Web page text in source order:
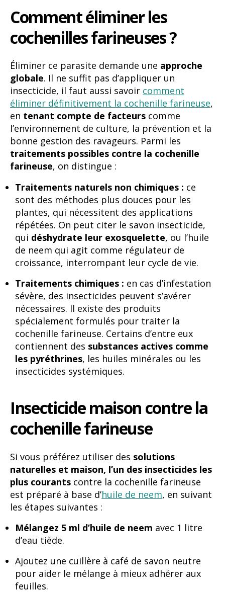
Comment éliminer les
cochenilles farineuses ?
Éliminer ce parasite demande une approche
globale. Il ne suffit pas d’appliquer un
insecticide, il faut aussi savoir comment
éliminer définitivement la cochenille farineuse,
en tenant compte de facteurs comme
l’environnement de culture, la prévention et la
bonne gestion des ravageurs. Parmi les
traitements possibles contre la cochenille
farineuse, on distingue :
Traitements naturels non chimiques : ce
sont des méthodes plus douces pour les
plantes, qui nécessitent des applications
répétées. On peut citer le savon insecticide,
qui déshydrate leur exosquelette, ou l’huile
de neem qui agit comme régulateur de
croissance, interrompant leur cycle de vie.
Traitements chimiques : en cas d’infestation
sévère, des insecticides peuvent s’avérer
nécessaires. Il existe des produits
spécialement formulés pour traiter la
cochenille farineuse. Certains d’entre eux
contiennent des substances actives comme
les pyréthrines, les huiles minérales ou les
insecticides systémiques.
Insecticide maison contre la
cochenille farineuse
Si vous préférez utiliser des solutions
naturelles et maison, l’un des insecticides les
plus courants contre la cochenille farineuse
est préparé à base d’huile de neem, en suivant
les étapes suivantes :
Mélangez 5 ml d’huile de neem avec 1 litre
d’eau tiède.
Ajoutez une cuillère à café de savon neutre
pour aider le mélange à mieux adhérer aux
feuilles.